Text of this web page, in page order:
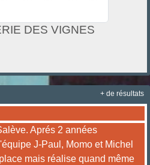
DES VIGNES
Aprés 2 années
J-Paul, Momo et Michel
mais réalise quand même
+ de résultats